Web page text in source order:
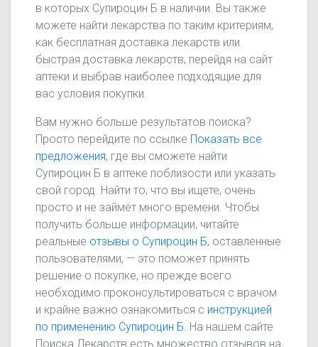
в которых Супироцин Б в наличии. Вы также
можете найти лекарства по таким критериям,
как бесплатная доставка лекарств или
быстрая доставка лекарств, перейдя на сайт
аптеки и выбрав наиболее подходящие для
вас условия покупки.
Вам нужно больше результатов поиска?
Просто перейдите по ссылке Показать все
предложения, где вы сможете найти
Супироцин Б в аптеке поблизости или указать
свой город. Найти то, что вы ищете, очень
просто и не займёт много времени. Чтобы
получить больше информации, читайте
реальные отзывы о Супироцин Б, оставленные
пользователями, — это поможет принять
решение о покупке, но прежде всего
необходимо проконсультироваться с врачом
и крайне важно ознакомиться с инструкцией
по применению Супироцин Б . На нашем сайте
Поиска Лекарств есть множество отзывов на